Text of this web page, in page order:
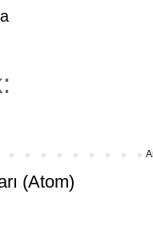
(Atom)